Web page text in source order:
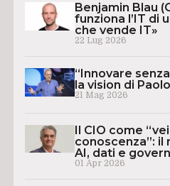
Benjamin Blau
funziona l’IT di
che vende IT»
22 Lug 2026
“Innovare
la vision di
21 Mag 2026
Il CIO come
conoscenza”: il
AI, dati e
01 Apr 2026